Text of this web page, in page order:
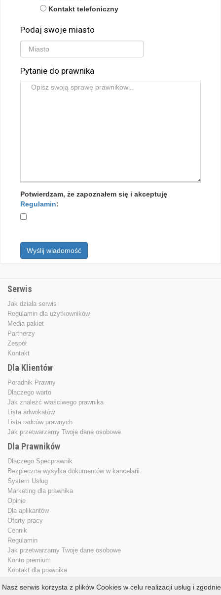
Kontakt telefoniczny
Podaj swoje miasto
Pytanie do prawnika
Potwierdzam, że zapoznałem się i akceptuję
Regulamin:
Wyślij wiadomość
Serwis
Jak działa serwis
Regulamin dla użytkowników
Media pakiet
Partnerzy
Zespół
Kontakt
Dla Klientów
Poradnik Prawny
Dlaczego warto
Jak znależć właściwego prawnika
Lista adwokatów
Lista radców prawnych
Jak przetwarzamy Twoje dane osobowe
Dla Prawników
Dlaczego Specprawnik
Bezpieczna wysyłka dokumentów w kancelarii
System Usług
Marketing dla prawnika
Opinie
Dla aplikantów
Oferty pracy
Cennik
Regulamin
Jak przetwarzamy Twoje dane osobowe
Konto premium
Kontakt dla prawnika
Copyright © 2013 - 2026specprawnik.pl
Nasz serwis korzysta z plików Cookies w celu realizacji usług i